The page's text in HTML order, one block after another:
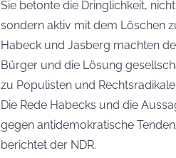
Sie betonte die Dringlichkeit,
sondern aktiv mit dem Löschen
Habeck und Jasberg machten
Bürger und die Lösung
zu Populisten und
Die Rede Habecks und die
gegen antidemokratische
berichtet der NDR.